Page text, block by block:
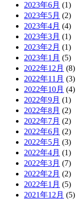
2023年6月 (1)
2023年5月 (2)
2023年4月 (4)
2023年3月 (1)
2023年2月 (1)
2023年1月 (5)
2022年12月 (8)
2022年11月 (3)
2022年10月 (4)
2022年9月 (1)
2022年8月 (2)
2022年7月 (2)
2022年6月 (2)
2022年5月 (3)
2022年4月 (1)
2022年3月 (7)
2022年2月 (2)
2022年1月 (5)
2021年12月 (5)